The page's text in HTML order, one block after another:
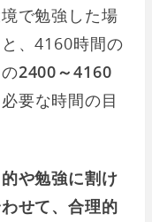
で勉強した場
、4160時間の
2400～4160
要な時間の目
や勉強に割け
せて、合理的